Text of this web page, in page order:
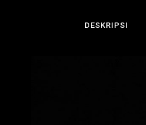
DESKRIPSI